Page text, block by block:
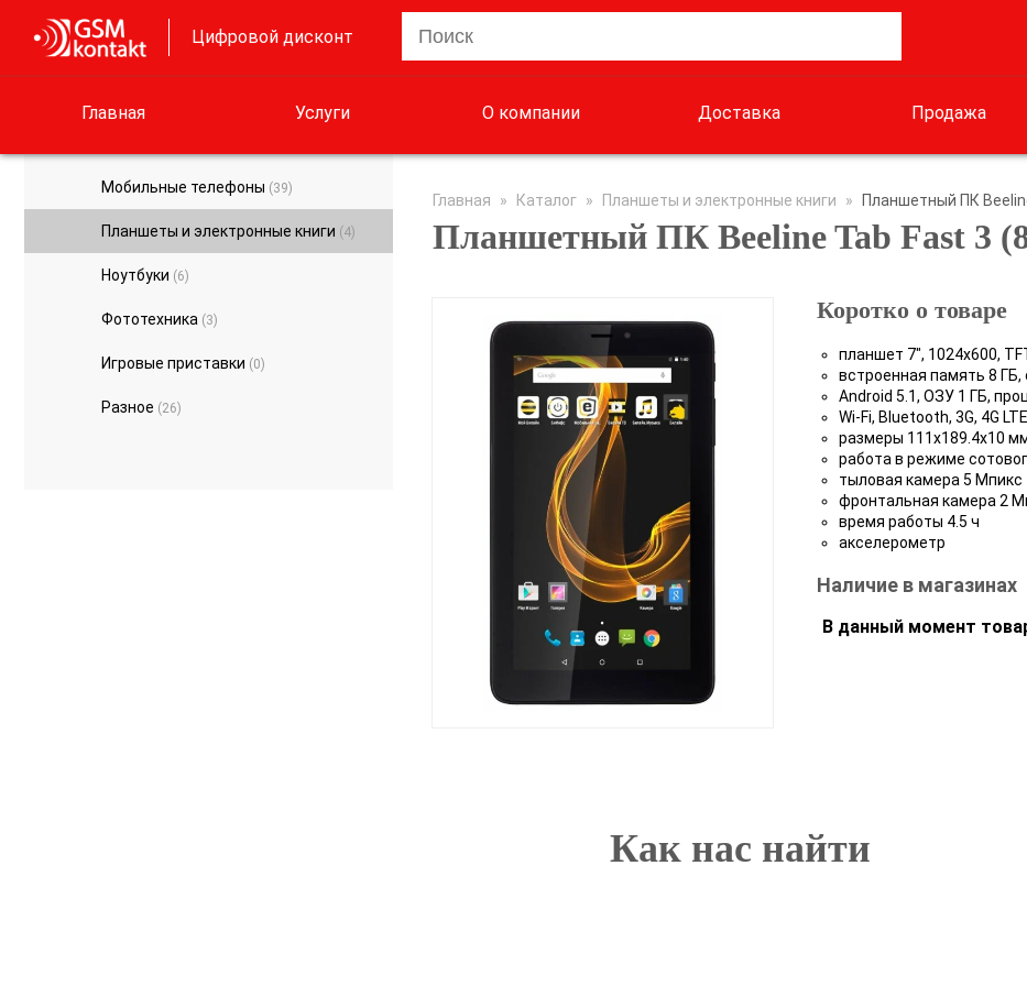
Цифровой дисконт
Главная Услуги О компании Доставка Продажа
Мобильные телефоны (39)
Планшеты и электронные книги (4)
Ноутбуки (6)
Фототехника (3)
Игровые приставки (0)
Разное (26)
Главная » Каталог » Планшеты и электронные книги » Планшетный ПК
Планшетный ПК Beeline Tab Fast 3
Коротко о товаре
планшет 7", 1024x600,
встроенная память 8 ГБ,
Android 5.1, ОЗУ 1 ГБ,
Wi-Fi, Bluetooth, 3G, 4G
размеры 111x189.4x10
работа в режиме
тыловая камера 5 Мпикс
фронтальная камера 2
время работы 4.5 ч
акселерометр
Наличие в магазинах
В данный момент
Как нас найти